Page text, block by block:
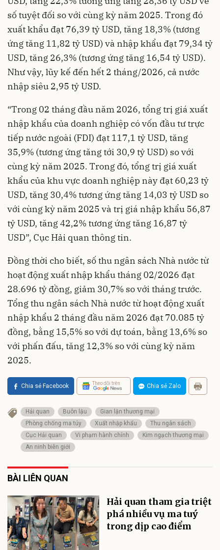
số tuyệt đối so với cùng kỳ năm 2025. Trong đó
xuất khẩu đạt 76,39 tỷ USD, tăng 18,3% (tương
ứng tăng 11,82 tỷ USD) và nhập khẩu đạt 79,34 tỷ
USD, tăng 26,3% (tương ứng tăng 16,54 tỷ USD).
Như vậy, lũy kế đến hết 2 tháng/2026, cả nước
nhập siêu 2,95 tỷ USD.
“Trong 02 tháng đầu năm 2026, tổng trị giá xuất
nhập khẩu của doanh nghiệp có vốn đầu tư trực
tiếp nước ngoài (FDI) đạt 117,1 tỷ USD, tăng
35,9% (tương ứng tăng tới 30,9 tỷ USD) so với
cùng kỳ năm 2025. Trong đó, tổng trị giá xuất
khẩu của khu vực doanh nghiệp này đạt 60,23 tỷ
USD, tăng 30,4% tương ứng tăng 14,03 tỷ USD so
với cùng kỳ năm 2025 và trị giá nhập khẩu 56,87
tỷ USD, tăng 42,2% tương ứng tăng 16,87 tỷ
USD”, Cục Hải quan thông tin.
Đồng thời cho biết, số thu ngân sách Nhà nước từ
hoạt động xuất nhập khẩu tháng 02/2026 đạt
28.696 tỷ đồng, giảm 30,7% so với tháng trước.
Tổng thu ngân sách Nhà nước từ hoạt động xuất
nhập khẩu 2 tháng đầu năm 2026 đạt 70.085 tỷ
đồng, bằng 15,5% so với dự toán, bằng 13,6% so
với phấn đấu, tăng 12,3% so với cùng kỳ năm
2025.
Chia sẻ Facebook Theo dõi trên Chia sẻ Zalo
Hải quan Buôn lậu
Gian lận thương mại
Phòng chống ma túy
Xuất nhập khẩu
Thu ngân sách
Cục Hải quan
Vi phạm hành chính
Kim ngạch thương mại
An ninh biên giới
BÀI LIÊN QUAN
Hải quan tham gia triệt
phá nhiều vụ ma tuý
trong dịp cao điểm